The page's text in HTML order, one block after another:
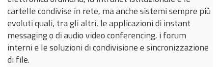
cartelle condivise in rete, ma anche sistemi sempre più
evoluti quali, tra gli altri, le applicazioni di instant
messaging o di audio video conferencing, i forum
interni e le soluzioni di condivisione e sincronizzazione
di file.